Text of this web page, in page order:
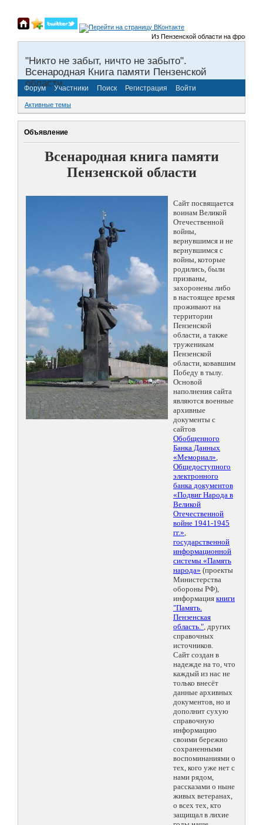
Из Пензенской области на фронты
"Никто не забыт, ничто не забыто".
Всенародная Книга памяти Пензенской
области.
Форум Участники Поиск Регистрация Войти
Активные темы
Объявление
Всенародная книга памяти
Пензенской области
Сайт посвящается
воинам Великой
Отечественной
войны,
вернувшимся и не
вернувшимся с
войны, которые
родились, были
призваны,
захоронены либо
в настоящее время
проживают на
территории
Пензенской
области, а также
труженикам
Пензенской
области, ковавшим
Победу в тылу.
Основой
наполнения сайта
являются военные
архивные
документы с
сайтов
Обобщенного
Банка Данных
«Мемориал»,
Общедоступного
электронного
банка документов
«Подвиг Народа в
Великой
Отечественной
войне 1941-1945
гг.»,
государственной
информационной
системы «Память
народа» (проекты
Министерства
обороны РФ),
информация книги
"Память.
Пензенская
область.", других
справочных
источников.
Сайт создан в
надежде на то, что
каждый из нас не
только внесёт
данные архивных
документов, но и
дополнит сухую
справочную
информацию
своими бережно
сохраненными
воспоминаниями о
тех, кого уже нет с
нами рядом,
рассказами о ныне
живых ветеранах,
о всех тех, кто
защищал в лихие